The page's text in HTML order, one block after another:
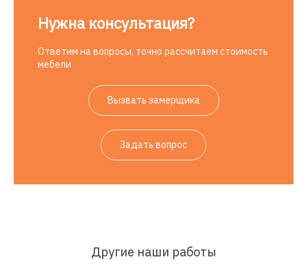
Нужна консультация?
Ответим на вопросы, точно рассчитаем стоимость
мебели
Вызвать замерщика
Задать вопрос
Другие наши работы